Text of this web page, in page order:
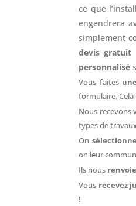
ce que
engendrera
simplement
devis gratuit
personnalisé
Vous faites
formulaire.
Nous recevons
types de
On
on leur
Ils nous
Vous recevez
!